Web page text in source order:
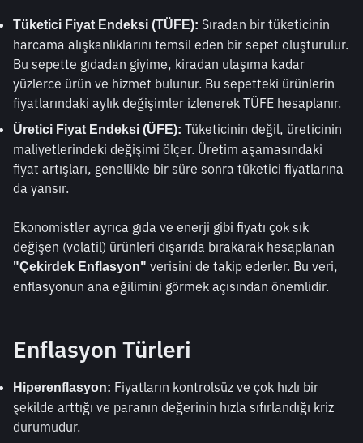
Tüketici Fiyat Endeksi (TÜFE): Sıradan bir tüketicinin
harcama alışkanlıklarını temsil eden bir sepet oluşturulur.
Bu sepette gıdadan giyime, kiradan ulaşıma kadar
yüzlerce ürün ve hizmet bulunur. Bu sepetteki ürünlerin
fiyatlarındaki aylık değişimler izlenerek TÜFE hesaplanır.
Üretici Fiyat Endeksi (ÜFE): Tüketicinin değil, üreticinin
maliyetlerindeki değişimi ölçer. Üretim aşamasındaki
fiyat artışları, genellikle bir süre sonra tüketici fiyatlarına
da yansır.
Ekonomistler ayrıca gıda ve enerji gibi fiyatı çok sık
"Çekirdek Enflasyon" verisini de takip ederler. Bu veri,
enflasyonun ana eğilimini görmek açısından önemlidir.
Enflasyon Türleri
Hiperenflasyon: Fiyatların kontrolsüz ve çok hızlı bir
şekilde arttığı ve paranın değerinin hızla sıfırlandığı kriz
durumudur.